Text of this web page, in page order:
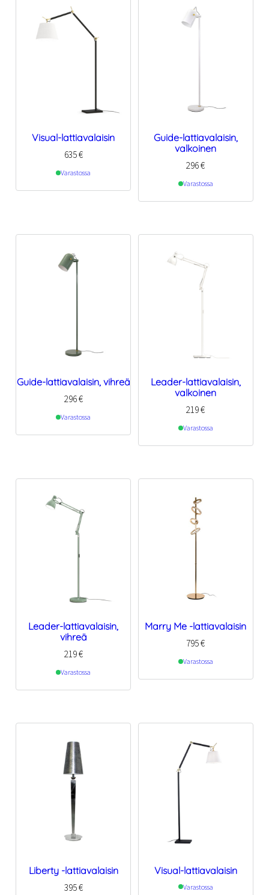
Visual-lattiavalaisin
635€
Varastossa
Guide-lattiavalaisin,
valkoinen
296€
Varastossa
Guide-lattiavalaisin, vihreä
296€
Varastossa
Leader-lattiavalaisin,
valkoinen
219€
Varastossa
Leader-lattiavalaisin,
vihreä
219€
Varastossa
Marry Me -lattiavalaisin
795€
Varastossa
Liberty -lattiavalaisin
395€
Visual-lattiavalaisin
Varastossa